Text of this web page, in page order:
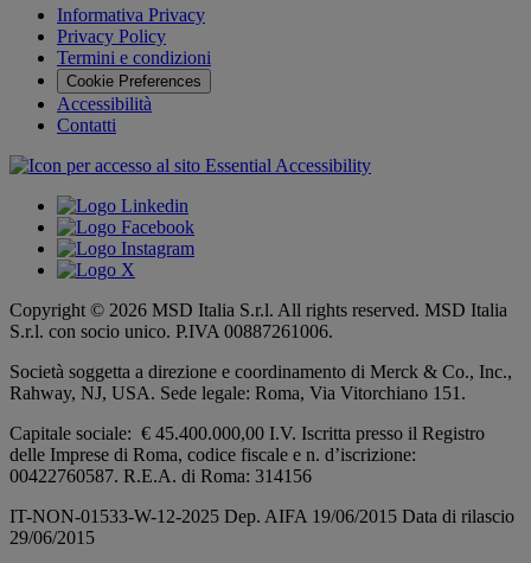
Informativa Privacy
Privacy Policy
Termini e condizioni
Cookie Preferences
Accessibilità
Contatti
Copyright © 2026 MSD Italia S.r.l. All rights reserved. MSD Italia
S.r.l. con socio unico. P.IVA 00887261006.
Società soggetta a direzione e coordinamento di Merck & Co., Inc.,
Rahway, NJ, USA. Sede legale: Roma, Via Vitorchiano 151.
Capitale sociale: € 45.400.000,00 I.V. Iscritta presso il Registro
delle Imprese di Roma, codice fiscale e n. d’iscrizione:
00422760587. R.E.A. di Roma: 314156
IT-NON-01533-W-12-2025 Dep. AIFA 19/06/2015 Data di rilascio
29/06/2015